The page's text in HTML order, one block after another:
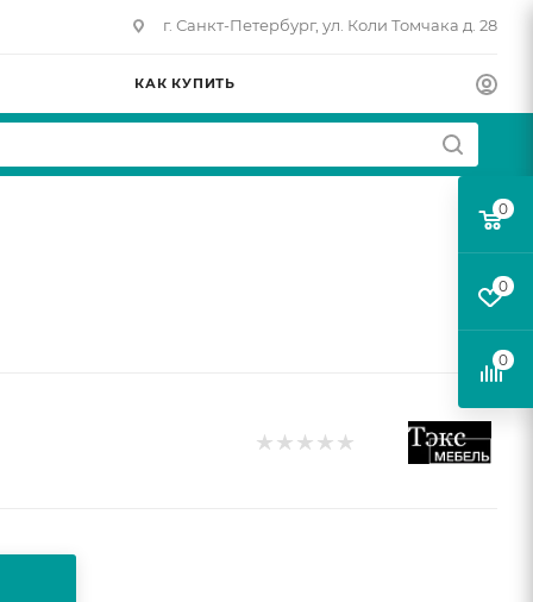
г. Санкт-Петербург, ул. Коли Томчака д. 28
КАК КУПИТЬ
0
0
0